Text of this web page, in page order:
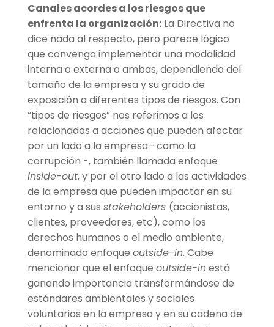
Canales acordes a los riesgos que
enfrenta la organización:La Directiva no
dice nada al respecto, pero parece lógico
que convenga implementar una modalidad
interna o externa o ambas, dependiendo del
tamaño de la empresa y su grado de
exposición a diferentes tipos de riesgos. Con
“tipos de riesgos” nos referimos a los
relacionados a acciones que pueden afectar
por un lado a la empresa– como la
corrupción -, también llamada enfoque
inside-out, y por el otro lado a las actividades
de la empresa que pueden impactar en su
entorno y a sus stakeholders (accionistas,
clientes, proveedores, etc), como los
derechos humanos o el medio ambiente,
denominado enfoque outside-in. Cabe
mencionar que el enfoque outside-inestá
ganando importancia transformándose de
estándares ambientales y sociales
voluntarios en la empresa y en su cadena de